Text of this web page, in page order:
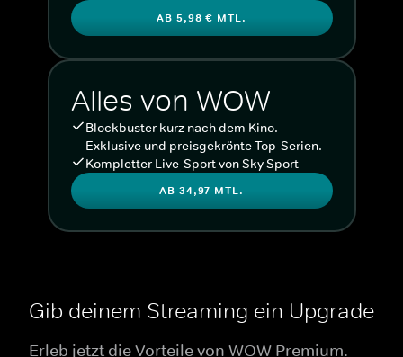
AB 5,98 € MTL.
Alles von WOW
Blockbuster kurz nach dem Kino.
Exklusive und preisgekrönte Top-Serien.
Kompletter Live-Sport von Sky Sport
AB 34,97 MTL.
Gib deinem Streaming ein Upgrade
Erleb jetzt die Vorteile von WOW Premium.